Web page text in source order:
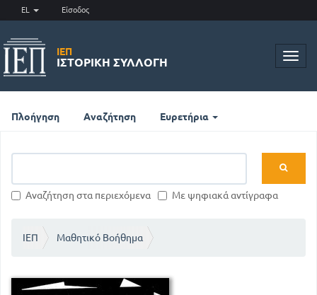
EL Είσοδος
ΙΕΠ
ΙΣΤΟΡΙΚΉ ΣΥΛΛΟΓΉ
Πλοήγηση Αναζήτηση Ευρετήρια
Αναζήτηση στα περιεχόμενα Με ψηφιακά αντίγραφα
ΙΕΠ Μαθητικό Βοήθημα